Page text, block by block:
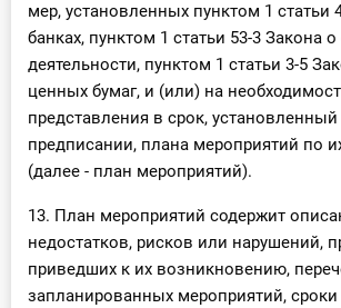
мер, установленных пунктом 1 статьи
банках, пунктом 1 статьи 53-3 Закона
деятельности, пунктом 1 статьи 3-5
ценных бумаг, и (или) на
представления в срок,
предписании, плана мероприятий по
(далее - план мероприятий).
13. План мероприятий содержит
недостатков, рисков или нарушений,
приведших к их возникновению,
запланированных мероприятий, сроки